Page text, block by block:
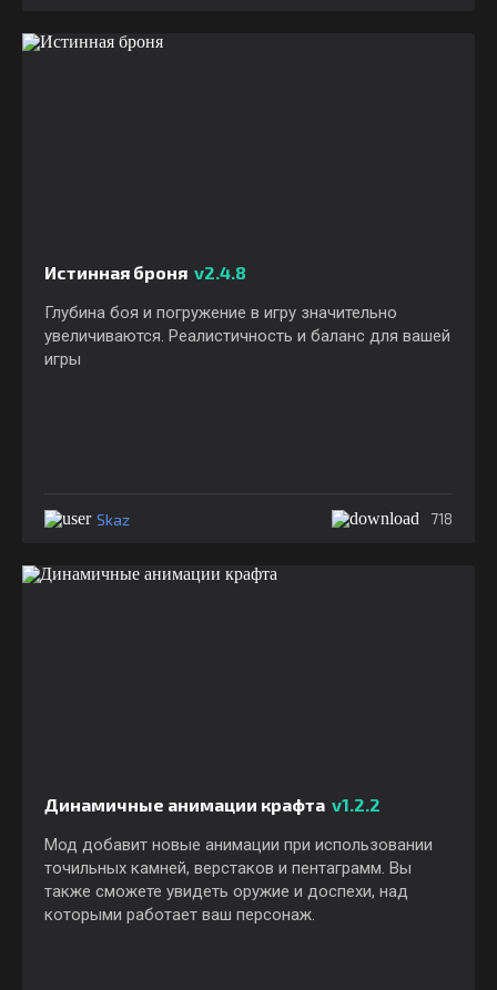
Истинная броня v2.4.8
Глубина боя и погружение в игру значительно
увеличиваются. Реалистичность и баланс для вашей
игры
Skaz 718
Динамичные анимации крафта v1.2.2
Мод добавит новые анимации при использовании
точильных камней, верстаков и пентаграмм. Вы
также сможете увидеть оружие и доспехи, над
которыми работает ваш персонаж.